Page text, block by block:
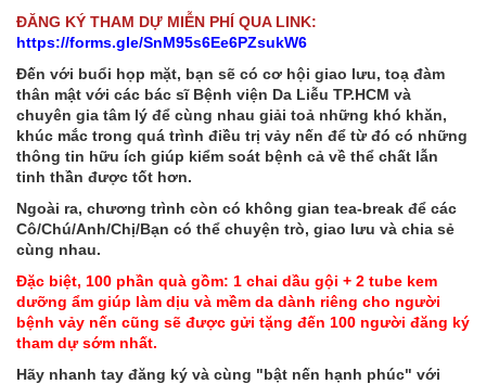
ĐĂNG KÝ THAM DỰ MIỄN PHÍ QUA LINK:
https://forms.gle/SnM95s6Ee6PZsukW6
Đến với buổi họp mặt, bạn sẽ có cơ hội giao lưu, toạ đàm
thân mật với các bác sĩ Bệnh viện Da Liễu TP.HCM và
chuyên gia tâm lý để cùng nhau giải toả những khó khăn,
khúc mắc trong quá trình điều trị vảy nến để từ đó có những
thông tin hữu ích giúp kiểm soát bệnh cả về thể chất lẫn
tinh thần được tốt hơn.
Ngoài ra, chương trình còn có không gian tea-break để các
Cô/Chú/Anh/Chị/Bạn có thể chuyện trò, giao lưu và chia sẻ
cùng nhau.
Đặc biệt, 100 phần quà gồm: 1 chai dầu gội + 2 tube kem
dưỡng ẩm giúp làm dịu và mềm da dành riêng cho người
bệnh vảy nến cũng sẽ được gửi tặng đến 100 người đăng ký
tham dự sớm nhất.
Hãy nhanh tay đăng ký và cùng "bật nến hạnh phúc" với